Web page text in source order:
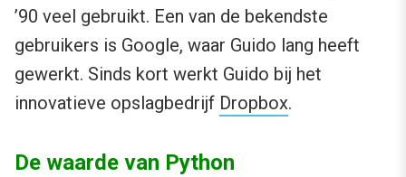
’90 veel gebruikt. Een van de bekendste
gebruikers is Google, waar Guido lang heeft
gewerkt. Sinds kort werkt Guido bij het
innovatieve opslagbedrijf Dropbox.
De waarde van Python